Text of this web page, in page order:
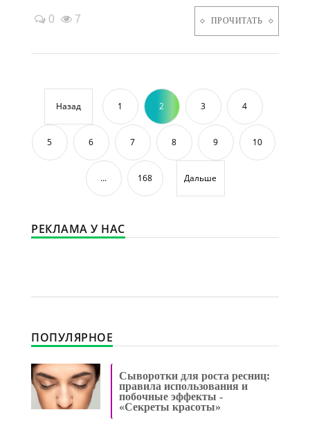
0 7 ПРОЧИТАТЬ
Назад 1 2 3 4
5 6 7 8 9 10
... 168 Дальше
РЕКЛАМА У НАС
ПОПУЛЯРНОЕ
Сыворотки для роста ресниц:
правила использования и
побочные эффекты -
«Секреты красоты»